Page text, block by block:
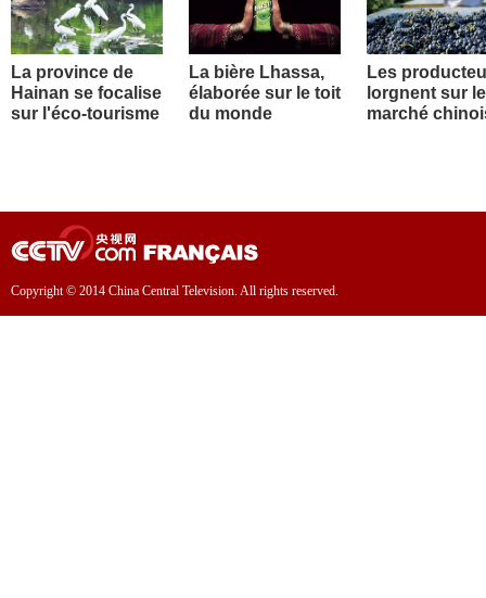
La province de
Hainan se focalise
sur l'éco-tourisme
La bière Lhassa,
élaborée sur le toit
du monde
Les
lorgnent sur le
marché
Copyright © 2014 China Central Television. All rights reserved.